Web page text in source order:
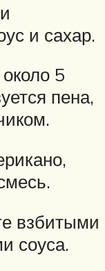
и сахар.
5
пена,
взбитыми
соуса.